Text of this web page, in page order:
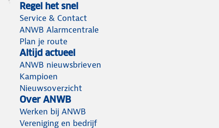
Regel het snel
Service & Contact
ANWB Alarmcentrale
Plan je route
Altijd actueel
ANWB nieuwsbrieven
Kampioen
Nieuwsoverzicht
Over ANWB
Werken bij ANWB
Vereniging en bedrijf